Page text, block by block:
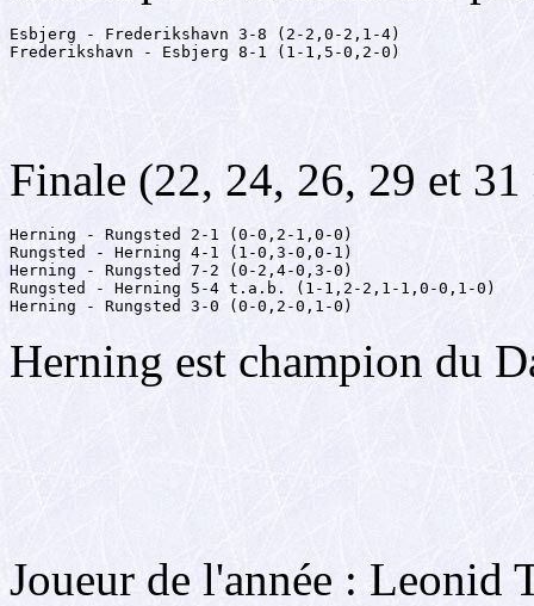
Esbjerg - Frederikshavn 3-8 (2-2,0-2,1-4)
Frederikshavn - Esbjerg 8-1 (1-1,5-0,2-0)
Finale (22, 24, 26, 29 et 31
Herning - Rungsted 2-1 (0-0,2-1,0-0)
Rungsted - Herning 4-1 (1-0,3-0,0-1)
Herning - Rungsted 7-2 (0-2,4-0,3-0)
Rungsted - Herning 5-4 t.a.b. (1-1,2-2,1-1,0-0,1-0)
Herning - Rungsted 3-0 (0-0,2-0,1-0)
Herning est champion du
Joueur de l'année : Leonid